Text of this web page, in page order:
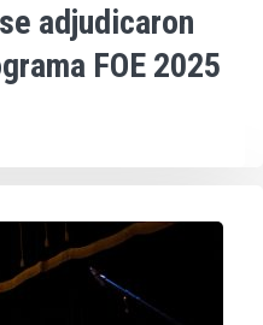
adjudicaron
FOE 2025